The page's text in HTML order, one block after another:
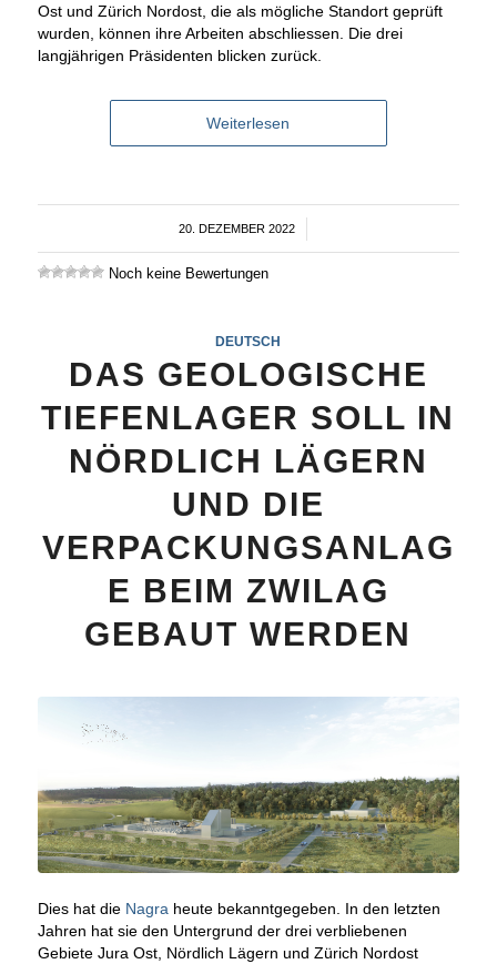
Ost und Zürich Nordost, die als mögliche Standort geprüft
wurden, können ihre Arbeiten abschliessen. Die drei
langjährigen Präsidenten blicken zurück.
Weiterlesen
20. DEZEMBER 2022
/
Noch keine Bewertungen
DEUTSCH
DAS GEOLOGISCHE
TIEFENLAGER SOLL IN
NÖRDLICH LÄGERN
UND DIE
VERPACKUNGSANLAG
E BEIM ZWILAG
GEBAUT WERDEN
Dies hat die Nagraheute bekanntgegeben. In den letzten
Jahren hat sie den Untergrund der drei verbliebenen
Gebiete Jura Ost, Nördlich Lägern und Zürich Nordost